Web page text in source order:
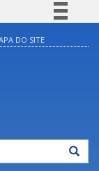
DO SITE